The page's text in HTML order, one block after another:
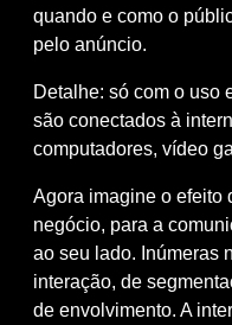
quando e como o
pelo anúncio.
Detalhe: só com o uso
são conectados à
computadores, vídeo
Agora imagine o efeito
negócio, para a
ao seu lado. Inúmeras
interação, de
de envolvimento. A